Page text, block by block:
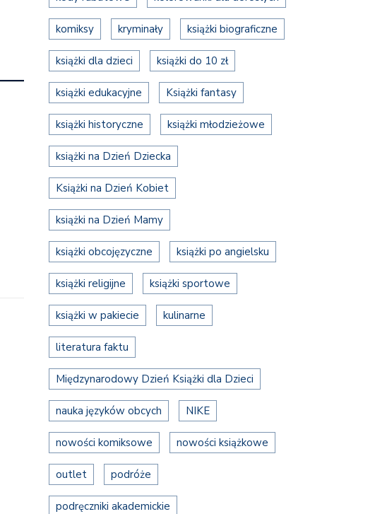
komiksy kryminały książki biograficzne
książki dla dzieci książki do 10 zł
książki edukacyjne Książki fantasy
książki historyczne książki młodzieżowe
książki na Dzień Dziecka
Książki na Dzień Kobiet
książki na Dzień Mamy
książki obcojęzyczne książki po angielsku
książki religijne książki sportowe
książki w pakiecie kulinarne
literatura faktu
Międzynarodowy Dzień Książki dla Dzieci
nauka języków obcych NIKE
nowości komiksowe nowości książkowe
outlet podróże
podręczniki akademickie